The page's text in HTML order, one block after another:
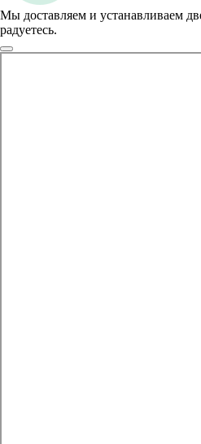
Мы доставляем и устанавливаем
радуетесь.